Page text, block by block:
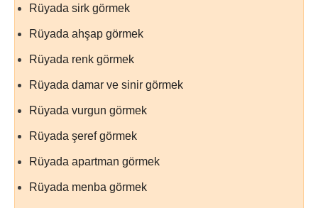
Rüyada sirk görmek
Rüyada ahşap görmek
Rüyada renk görmek
Rüyada damar ve sinir görmek
Rüyada vurgun görmek
Rüyada şeref görmek
Rüyada apartman görmek
Rüyada menba görmek